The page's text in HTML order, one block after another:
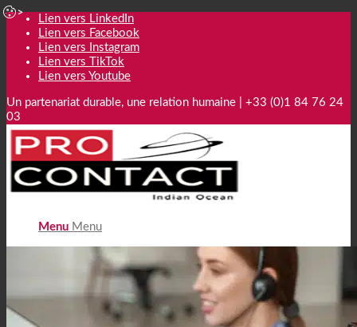
Lien vers LinkedIn
Lien vers Facebook
Lien vers Instagram
Lien vers TikTok
Lien vers Youtube
Un partenariat durable, une relation humaine | +33 (0)1 84 76 24
03
Menu Menu